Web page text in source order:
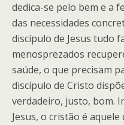
dedica-se pelo bem e a
das necessidades
discípulo de Jesus tudo
menosprezados
saúde, o que precisam
discípulo de Cristo
verdadeiro, justo, bom.
Jesus, o cristão é